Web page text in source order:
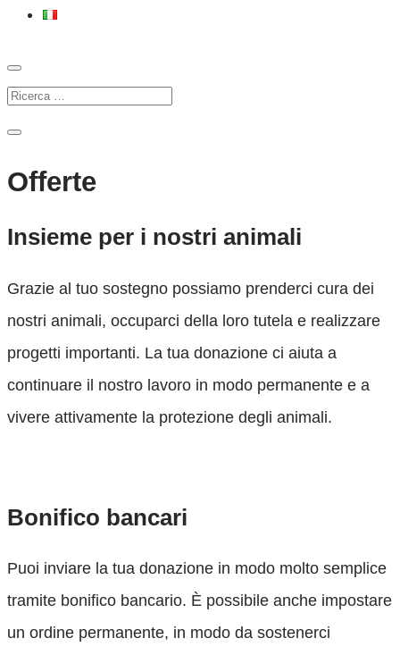
Offerte
Insieme per i nostri animali
Grazie al tuo sostegno possiamo prenderci cura dei
nostri animali, occuparci della loro tutela e realizzare
progetti importanti. La tua donazione ci aiuta a
continuare il nostro lavoro in modo permanente e a
vivere attivamente la protezione degli animali.
Bonifico bancari
Puoi inviare la tua donazione in modo molto semplice
tramite bonifico bancario. È possibile anche impostare
un ordine permanente, in modo da sostenerci